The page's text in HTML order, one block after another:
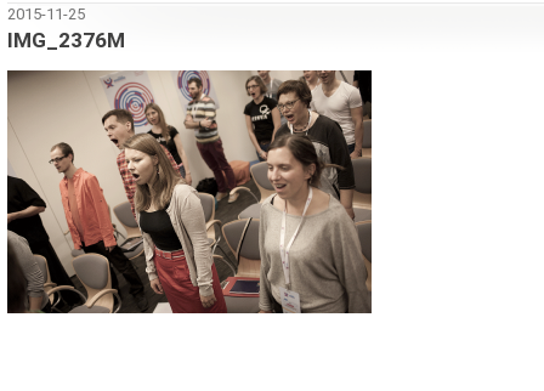
2015-11-25
IMG_2376M